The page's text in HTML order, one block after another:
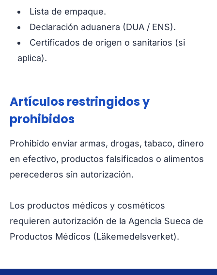
Lista de empaque.
Declaración aduanera (DUA / ENS).
Certificados de origen o sanitarios (si
aplica).
Artículos restringidos y
prohibidos
Prohibido enviar armas, drogas, tabaco, dinero
en efectivo, productos falsificados o alimentos
perecederos sin autorización.
Los productos médicos y cosméticos
requieren autorización de la Agencia Sueca de
Productos Médicos (Läkemedelsverket).